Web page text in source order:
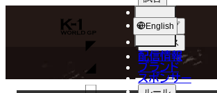
K-
WGP
English
ショップ
ニュース
配信情報
ブランド
スポンサー
NEWS
ニュース